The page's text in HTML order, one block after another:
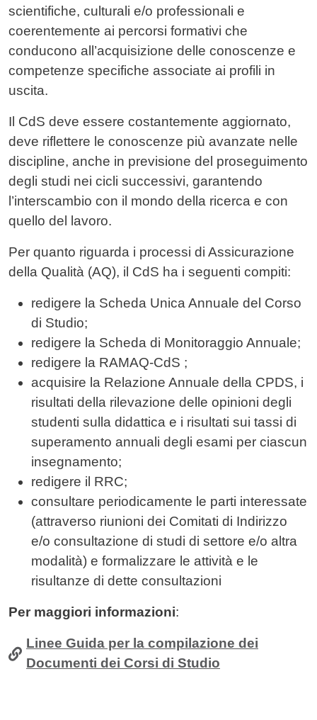
scientifiche, culturali e/o professionali e
coerentemente ai percorsi formativi che
conducono all’acquisizione delle conoscenze e
competenze specifiche associate ai profili in
uscita.
Il CdS deve essere costantemente aggiornato,
deve riflettere le conoscenze più avanzate nelle
discipline, anche in previsione del proseguimento
degli studi nei cicli successivi, garantendo
l’interscambio con il mondo della ricerca e con
quello del lavoro.
Per quanto riguarda i processi di Assicurazione
della Qualità (AQ), il CdS ha i seguenti compiti:
redigere la Scheda Unica Annuale del Corso
di Studio;
redigere la Scheda di Monitoraggio Annuale;
redigere la RAMAQ-CdS ;
acquisire la Relazione Annuale della CPDS, i
risultati della rilevazione delle opinioni degli
studenti sulla didattica e i risultati sui tassi di
superamento annuali degli esami per ciascun
insegnamento;
redigere il RRC;
consultare periodicamente le parti interessate
(attraverso riunioni dei Comitati di Indirizzo
e/o consultazione di studi di settore e/o altra
modalità) e formalizzare le attività e le
risultanze di dette consultazioni
Per maggiori informazioni:
Linee Guida per la compilazione dei
Documenti dei Corsi di Studio